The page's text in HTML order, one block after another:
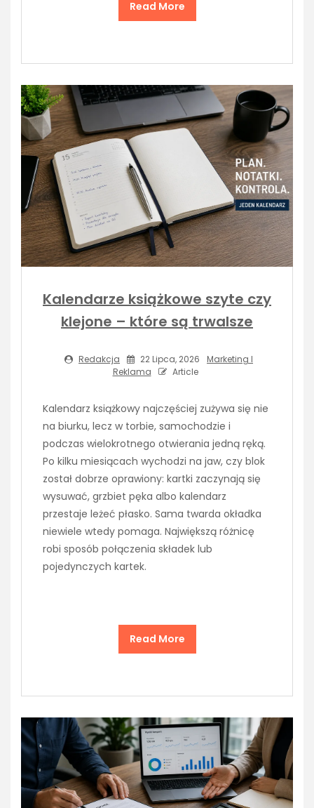
Read More
Kalendarze książkowe szyte czy
klejone – które są trwalsze
Redakcja 22 Lipca, 2026
Marketing I
Reklama
Article
Kalendarz książkowy najczęściej zużywa się nie
na biurku, lecz w torbie, samochodzie i
podczas wielokrotnego otwierania jedną ręką.
Po kilku miesiącach wychodzi na jaw, czy blok
został dobrze oprawiony: kartki zaczynają się
wysuwać, grzbiet pęka albo kalendarz
przestaje leżeć płasko. Sama twarda okładka
niewiele wtedy pomaga. Największą różnicę
robi sposób połączenia składek lub
pojedynczych kartek.
Read More